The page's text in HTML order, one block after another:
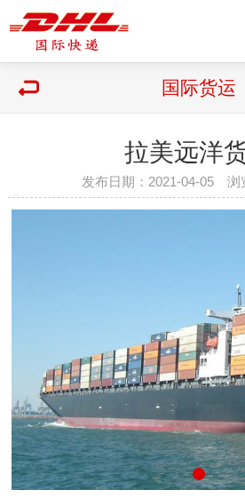
国际货运
拉美远洋
发布日期：2021-04-05 浏